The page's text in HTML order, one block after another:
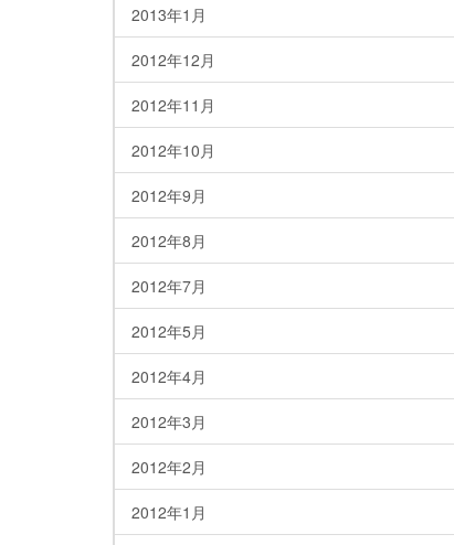
2013年1月
2012年12月
2012年11月
2012年10月
2012年9月
2012年8月
2012年7月
2012年5月
2012年4月
2012年3月
2012年2月
2012年1月